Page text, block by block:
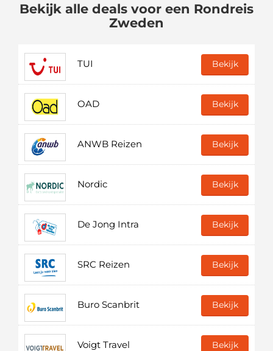
Bekijk alle deals voor een Rondreis
Zweden
TUI Bekijk
OAD Bekijk
ANWB Reizen Bekijk
Nordic Bekijk
De Jong Intra Bekijk
SRC Reizen Bekijk
Buro Scanbrit Bekijk
Voigt Travel Bekijk